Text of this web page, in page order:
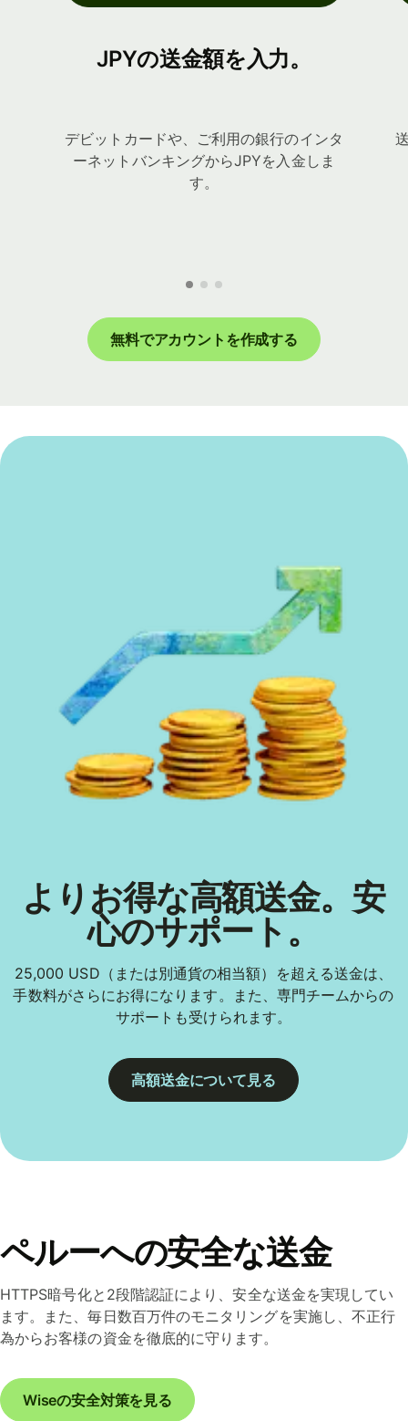
JPYの送金額を入力。
デビットカードや、ご利用の銀行のインタ
ーネットバンキングからJPYを入金しま
す。
無料でアカウントを作成する
よりお得な高額送金。安
心のサポート。
25,000 USD（または別通貨の相当額）を超える送金は、
手数料がさらにお得になります。また、専門チームからの
サポートも受けられます。
高額送金について見る
ペルーへの安全な送金
HTTPS暗号化と2段階認証により、安全な送金を実現してい
ます。また、毎日数百万件のモニタリングを実施し、不正行
為からお客様の資金を徹底的に守ります。
Wiseの安全対策を見る